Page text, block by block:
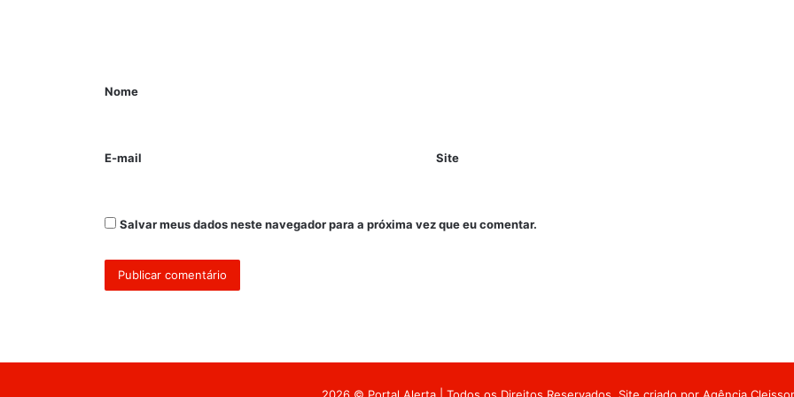
Nome
E-mail Site
Salvar meus dados neste navegador para a próxima vez que eu comentar.
2026 © Portal Alerta | Todos os Direitos Reservados. Site criado por Agência